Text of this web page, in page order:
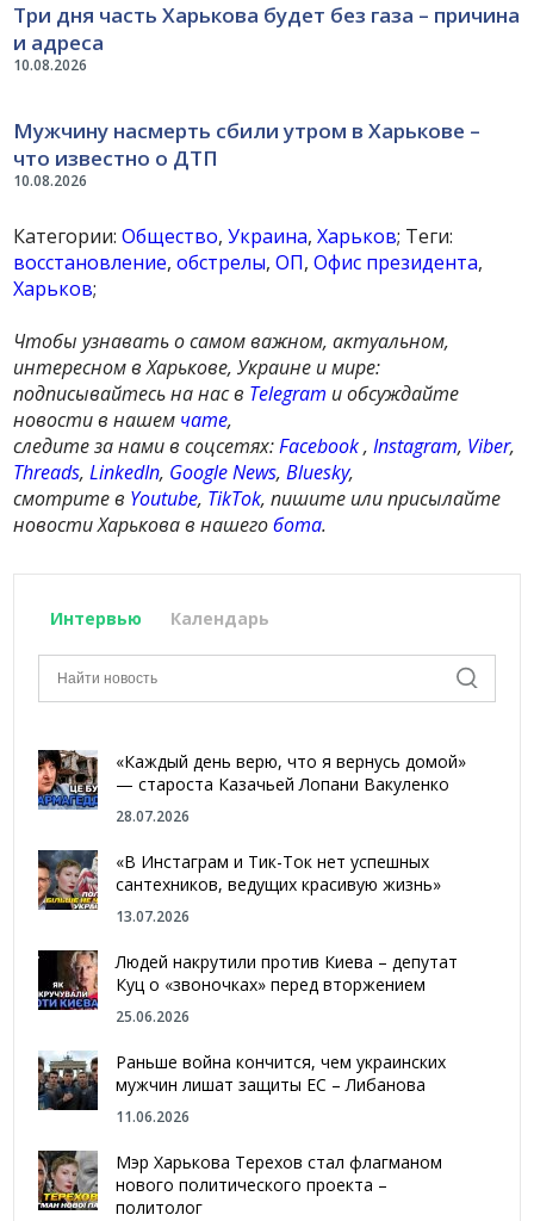
10.08.2026
Три дня часть Харькова будет без газа – причина
и адреса
10.08.2026
Мужчину насмерть сбили утром в Харькове –
что известно о ДТП
Категории:Общество,Украина,Харьков; Теги:
восстановление,обстрелы,ОП,Офис президента,
Харьков;
Чтобы узнавать о самом важном, актуальном,
интересном в Харькове, Украине и мире:
подписывайтесь на нас в Telegram и обсуждайте
новости в нашем чате,
следите за нами в соцсетях:Facebook,Instagram, Viber,
Threads,LinkedIn, Google News,Bluesky,
смотрите в Youtube, TikTok, пишите или присылайте
новости Харькова в нашегобота.
Интервью Календарь
«Каждый день верю, что я вернусь домой»
— староста Казачьей Лопани Вакуленко
28.07.2026
«В Инстаграм и Тик-Ток нет успешных
сантехников, ведущих красивую жизнь»
13.07.2026
Людей накрутили против Киева – депутат
Куц о «звоночках» перед вторжением
25.06.2026
Раньше война кончится, чем украинских
мужчин лишат защиты ЕС – Либанова
11.06.2026
Мэр Харькова Терехов стал флагманом
нового политического проекта –
политолог